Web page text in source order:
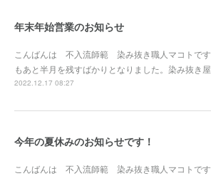
年末年始営業のお知らせ
こんばんは 不入流師範 染み抜き職人マコトで
もあと半月を残すばかりとなりました。染み抜き
2022.12.17 08:27
今年の夏休みのお知らせです！
こんばんは 不入流師範 染み抜き職人マコトで